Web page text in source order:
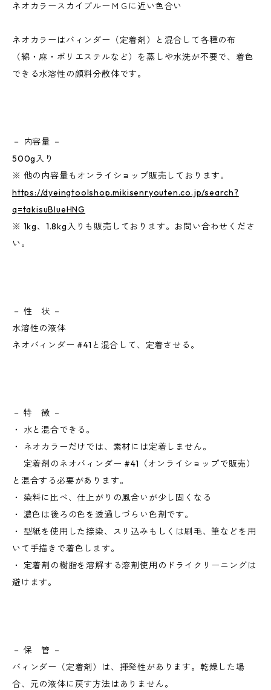
ネオカラースカイブルーＭＧに近い色合い
ネオカラーはバィンダー（定着剤）と混合して各種の布
（綿・麻・ポリエステルなど）を蒸しや水洗が不要で、着色
できる水溶性の顔料分散体です。
－ 内容量 －
500g入り
※ 他の内容量もオンライショップ販売しております。
https://dyeingtoolshop.mikisenryouten.co.jp/search?
q=takisuBlueHNG
※ 1kg、1.8kg入りも販売しております。お問い合わせくださ
い。
－ 性 状 －
水溶性の液体
ネオバィンダー #41と混合して、定着させる。
－ 特 徴 －
・ 水と混合できる。
・ ネオカラーだけでは、素材には定着しません。
定着剤のネオバィンダー #41（オンライショップで販売）
と混合する必要があります。
・ 染料に比べ、仕上がりの風合いが少し固くなる
・ 濃色は後ろの色を透過しづらい色剤です。
・ 型紙を使用した捺染、スリ込みもしくは刷毛、筆などを用
いて手描きで着色します。
・ 定着剤の樹脂を溶解する溶剤使用のドライクリーニングは
避けます。
－ 保 管 －
バィンダー（定着剤）は、揮発性があります。乾燥した場
合、元の液体に戻す方法はありません。